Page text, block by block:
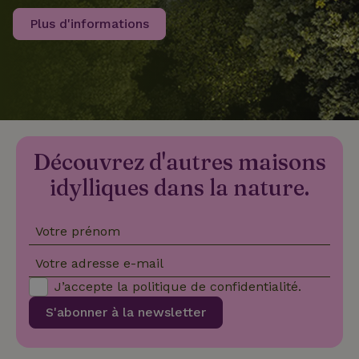
Plus d'informations
Découvrez d'autres maisons
idylliques dans la nature.
Votre prénom
Votre adresse e-mail
S'abonner à la newsletter
J’accepte la politique de confidentialité.
recently_viewed_houses www.maisonnature.fr
www.maisonnature.fr
_nhft_safety-deposit-refund www.maisonnature.fr
_nhftconstraint_search-
geo-json
www.maisonnature.fr